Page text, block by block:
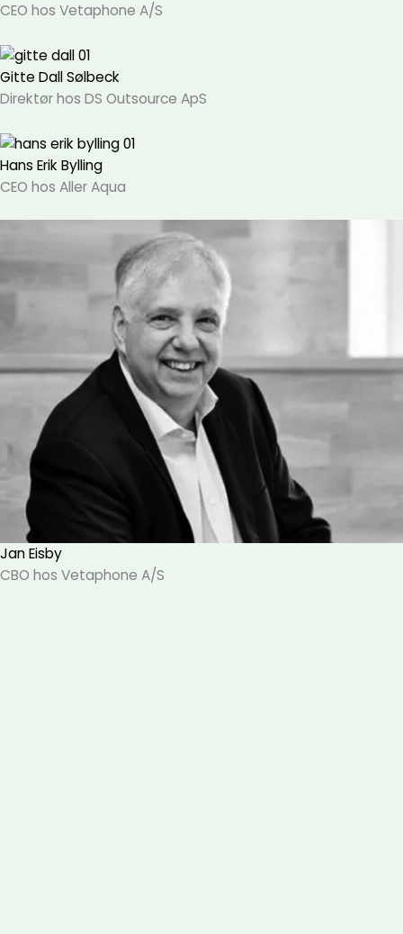
CEO hos Vetaphone A/S
Gitte Dall Sølbeck
Direktør hos DS Outsource ApS
Hans Erik Bylling
CEO hos Aller Aqua
Jan Eisby
CBO hos Vetaphone A/S